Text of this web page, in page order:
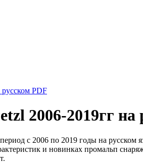
PDF
2006-2019гг на
с 2006 по 2019 годы на
и новинках промальп